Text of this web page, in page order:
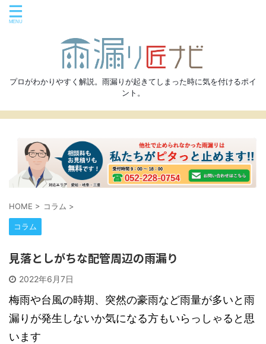
プロがわかりやすく解説。雨漏りが起きてしまった時に気を付けるポイ
ント。
HOME > コラム >
コラム
見落としがちな配管周辺の雨漏り
2022年6月7日
梅雨や台風の時期、突然の豪雨など雨量が多いと雨
漏りが発生しないか気になる方もいらっしゃると思
います